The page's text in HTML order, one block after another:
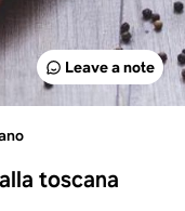
Leave a note
toscana